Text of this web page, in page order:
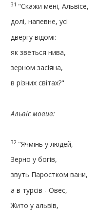
31 "Скажи мені, Альвісе,
долі, напевне, усі
двергу відомі:
як зветься нива,
зерном засіяна,
в різних світах?"
Альвіс мовив:
32 "Ячмінь у людей,
Зерно у богів,
звуть Паростком вани,
а в турсів - Овес,
Жито у альвів,